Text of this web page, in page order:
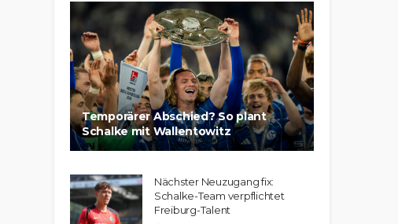
Temporärer Abschied? So plant
Schalke mit Wallentowitz
Nächster Neuzugang fix:
Schalke-Team verpflichtet
Freiburg-Talent